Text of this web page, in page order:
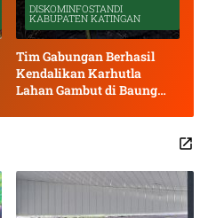
DISKOMINFOSTANDI
KABUPATEN KATINGAN
Tim Gabungan Berhasil
Kendalikan Karhutla
Lahan Gambut di Baung